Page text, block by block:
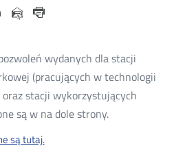
Udostępnij
na
OtwórzUdostępnij
przez
wydanych dla stacji
(pracujących w technologii
oraz stacji wykorzystujących
są w na dole strony.
są tutaj.